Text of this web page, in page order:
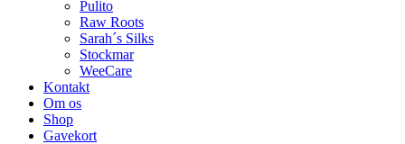
Pulito
Raw Roots
Sarah´s Silks
Stockmar
WeeCare
Kontakt
Om os
Shop
Gavekort